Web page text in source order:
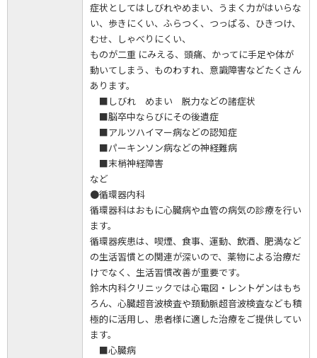
症状としてはしびれやめまい、うまく力がはいらな
い、歩きにくい、ふらつく、つっぱる、ひきつけ、
むせ、しゃべりにくい、
ものが二重 にみえる、頭痛、かってに手足や体が
動いてしまう、ものわすれ、意識障害などたくさん
あります。
■しびれ めまい 脱力などの諸症状
■脳卒中ならびにその後遺症
■アルツハイマー病などの認知症
■パーキンソン病などの神経難病
■末梢神経障害
など
●循環器内科
循環器科はおもに心臓病や血管の病気の診療を行い
ます。
循環器疾患は、喫煙、食事、運動、飲酒、肥満など
の生活習慣との関連が深いので、薬物による治療だ
けでなく、生活習慣改善が重要です。
鈴木内科クリニックでは心電図・レントゲンはもち
ろん、心臓超音波検査や頚動脈超音波検査なども積
極的に活用し、患者様に適した治療をご提供してい
ます。
■心臓病